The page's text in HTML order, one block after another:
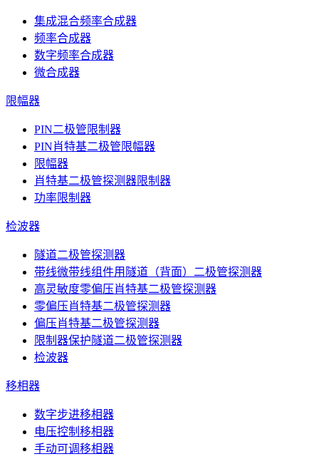
集成混合频率合成器
频率合成器
数字频率合成器
微合成器
限幅器
PIN二极管限制器
PIN肖特基二极管限幅器
限幅器
肖特基二极管探测器限制器
功率限制器
检波器
隧道二极管探测器
带线微带线组件用隧道（背面）二极管探测器
高灵敏度零偏压肖特基二极管探测器
零偏压肖特基二极管探测器
偏压肖特基二极管探测器
限制器保护隧道二极管探测器
检波器
移相器
数字步进移相器
电压控制移相器
手动可调移相器